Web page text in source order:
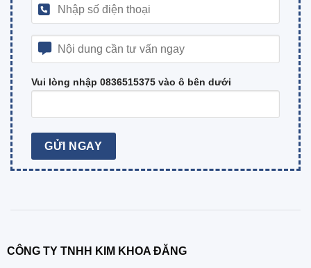
Vui lòng nhập 0836515375 vào ô bên dưới
CÔNG TY TNHH KIM KHOA ĐĂNG